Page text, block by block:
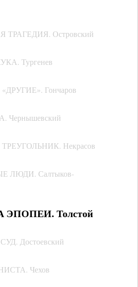
Островский
Тургенев
Гончаров
Некрасов
ЛЮДИ. Салтыков-
Толстой
Достоевский
Чехов